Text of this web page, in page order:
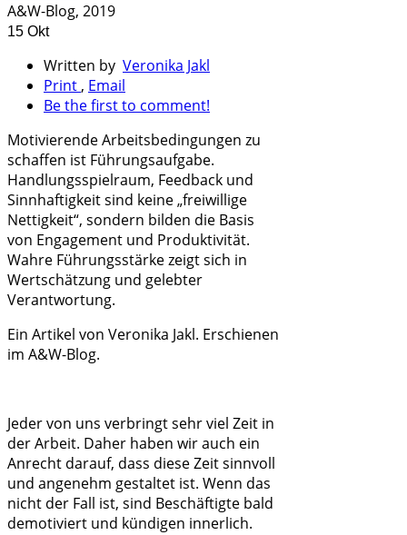
A&W-Blog, 2019
15 Okt
Written by Veronika Jakl
Print , Email
Be the first to comment!
Motivierende Arbeitsbedingungen zu
schaffen ist Führungsaufgabe.
Handlungsspielraum, Feedback und
Sinnhaftigkeit sind keine „freiwillige
Nettigkeit“, sondern bilden die Basis
von Engagement und Produktivität.
Wahre Führungsstärke zeigt sich in
Wertschätzung und gelebter
Verantwortung.
Ein Artikel von Veronika Jakl. Erschienen
im A&W-Blog.
Jeder von uns verbringt sehr viel Zeit in
der Arbeit. Daher haben wir auch ein
Anrecht darauf, dass diese Zeit sinnvoll
und angenehm gestaltet ist. Wenn das
nicht der Fall ist, sind Beschäftigte bald
demotiviert und kündigen innerlich.